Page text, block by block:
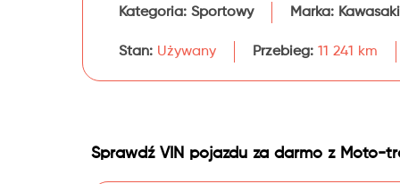
Kategoria: Sportowy Marka: Kawasaki
Stan: Używany Przebieg: 11 241 km
Sprawdź VIN pojazdu za darmo z Moto-